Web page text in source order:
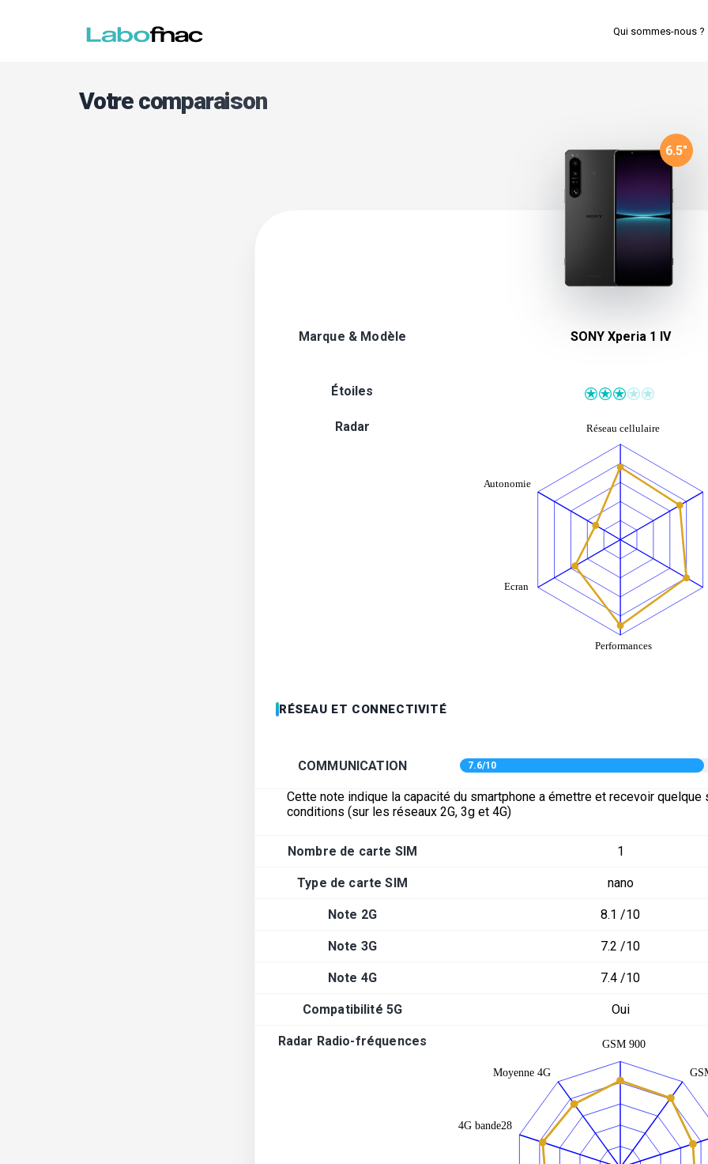
Qui sommes-nous ?
Votre comparaison
Marque & Modèle
6.5"
SONY Xperia 1 IV
Étoiles
Radar
RÉSEAU ET CONNECTIVITÉ
COMMUNICATION 7.6/10
Cette note indique la capacité du smartphone a émettre et recevoir quelque
conditions (sur les réseaux 2G, 3g et 4G)
Nombre de carte SIM 1
Type de carte SIM nano
Note 2G 8.1 /10
Note 3G 7.2 /10
Note 4G 7.4 /10
Compatibilité 5G Oui
Radar Radio-fréquences